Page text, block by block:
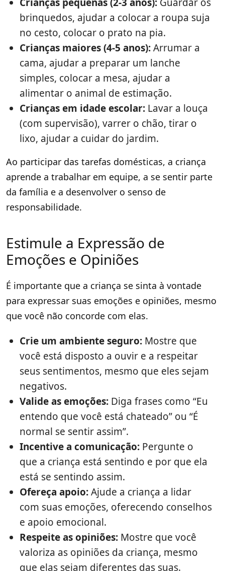
Crianças pequenas (2-3 anos): Guardar os
brinquedos, ajudar a colocar a roupa suja
no cesto, colocar o prato na pia.
Crianças maiores (4-5 anos):Arrumar a
cama, ajudar a preparar um lanche
simples, colocar a mesa, ajudar a
alimentar o animal de estimação.
Crianças em idade escolar: Lavar a louça
(com supervisão), varrer o chão, tirar o
lixo, ajudar a cuidar do jardim.
Ao participar das tarefas domésticas, a criança
aprende a trabalhar em equipe, a se sentir parte
da família e a desenvolver o senso de
responsabilidade.
Estimule a Expressão de
Emoções e Opiniões
É importante que a criança se sinta à vontade
para expressar suas emoções e opiniões, mesmo
que você não concorde com elas.
Crie um ambiente seguro: Mostre que
você está disposto a ouvir e a respeitar
seus sentimentos, mesmo que eles sejam
negativos.
Valide as emoções: Diga frases como “Eu
entendo que você está chateado” ou “É
normal se sentir assim”.
Incentive a comunicação: Pergunte o
que a criança está sentindo e por que ela
está se sentindo assim.
Ofereça apoio:Ajude a criança a lidar
com suas emoções, oferecendo conselhos
e apoio emocional.
Respeite as opiniões: Mostre que você
valoriza as opiniões da criança, mesmo
que elas sejam diferentes das suas.